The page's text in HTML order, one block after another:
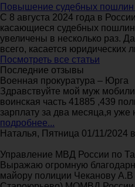
Повышение судебных пошлин
С 8 августа 2024 года в
касающиеся судебных
увеличены в несколько раз.
всего, касается юридических
Посмотреть все статьи
Последние отзывы
Военная прокуратура – Юрга
Здравствуйте мой муж
воинская часть 41885 ,439
зарплату за два месяца,я уже
подробнее...
Наталья, Пятница 01/11/2024
Управление МВД России по
Выражаю огромную
майору полиции Чеканову